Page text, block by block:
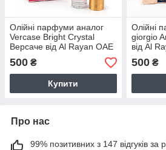
Олійні парфуми аналог
Vercase Bright Crystal
Версаче від Al Rayan ОАЕ
500 ₴
Купити
Олійні
giorgio
від Al
500₴
Про нас
99% позитивних з 147 відгуків за